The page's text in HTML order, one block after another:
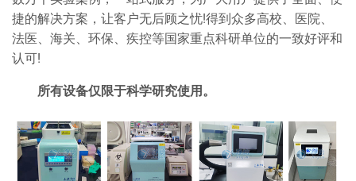
捷的解决方案，让客户无后顾之忧!得到众多高校、医院、
法医、海关、环保、疾控等国家重点科研单位的一致好评和
认可!
所有设备仅限于科学研究使用。